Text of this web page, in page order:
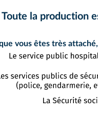
Toute la production
vous êtes très